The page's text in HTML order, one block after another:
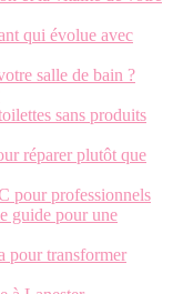
qui évolue avec
salle de bain ?
sans produits
réparer plutôt que
pour professionnels
guide pour une
pour transformer